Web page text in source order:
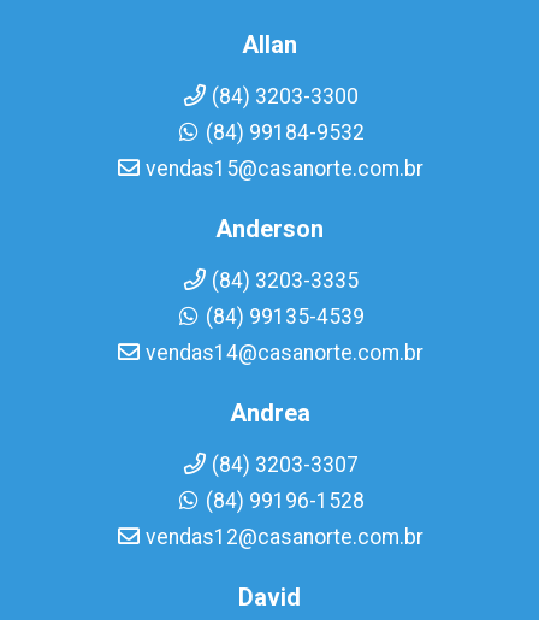
Allan
(84) 3203-3300
(84) 99184-9532
vendas15@casanorte.com.br
Anderson
(84) 3203-3335
(84) 99135-4539
vendas14@casanorte.com.br
Andrea
(84) 3203-3307
(84) 99196-1528
vendas12@casanorte.com.br
David